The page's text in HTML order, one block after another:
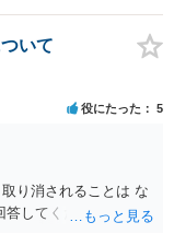
】今、解雇した社員よ
問弁護士の悪知恵
ういう意図があります
働審判期日を欠席し
の言い分が相当と認
ので、欠席すること
でれば、審理は可能
たくない模様なの
思われますが。 【回
いて
役にたった 5
り消されることは な
答してください。